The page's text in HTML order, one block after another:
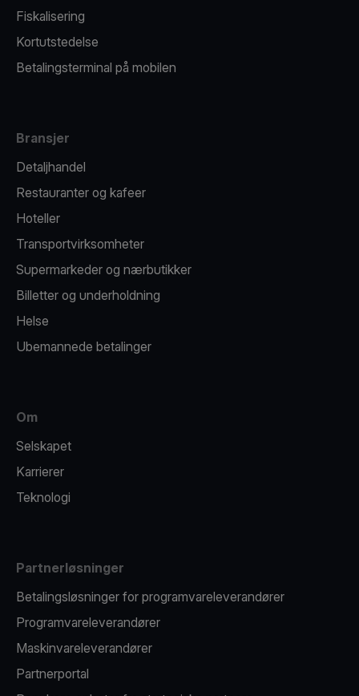
Fiskalisering
Kortutstedelse
Betalingsterminal på mobilen
Bransjer
Detaljhandel
Restauranter og kafeer
Hoteller
Transportvirksomheter
Supermarkeder og nærbutikker
Billetter og underholdning
Helse
Ubemannede betalinger
Om
Selskapet
Karrierer
Teknologi
Partnerløsninger
Betalingsløsninger for programvareleverandører
Programvareleverandører
Maskinvareleverandører
Partnerportal